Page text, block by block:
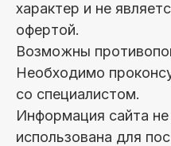
характер и не
офертой.
Возможны
Необходимо
со специалистом.
Информация сайта
использована для